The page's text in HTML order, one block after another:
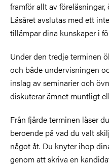
framför allt av
Läsåret avslutas med ett
tillämpar dina kunskaper i
Under den tredje terminen
och både undervisningen
inslag av seminarier och
diskuterar ämnet muntligt
Från fjärde terminen läser
beroende på vad du valt
något åt. Du knyter ihop
genom att skriva en